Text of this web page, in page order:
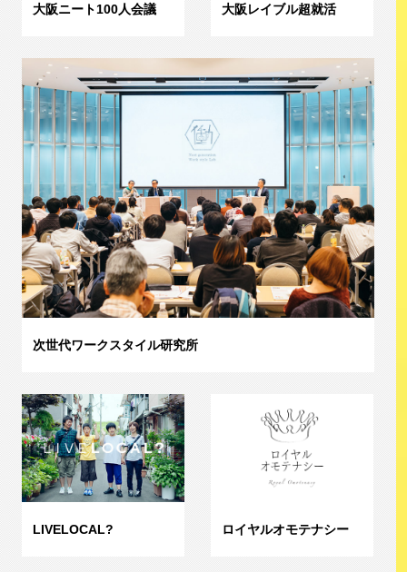
大阪ニート100人会議 大阪レイブル超就活
次世代ワークスタイル研究所
LIVELOCAL? ロイヤルオモテナシー